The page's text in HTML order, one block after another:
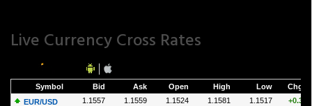
Live Currency Cross Rates